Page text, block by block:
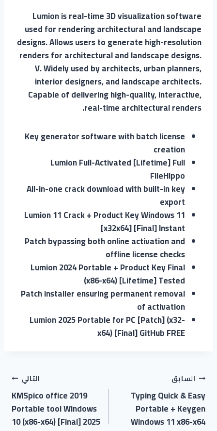
Lumion is real-time 3D visualization software
used for rendering architectural and landscape
designs. Allows users to generate high-resolution
renders for architectural and landscape designs.
V. Widely used by architects, urban planners,
interior designers, and landscape architects.
Capable of delivering high-quality, interactive,
real-time architectural renders.
Key generator software with batch license
creation
Lumion Full-Activated [Lifetime] Full
FileHippo
All-in-one crack download with built-in key
export
Lumion 11 Crack + Product Key Windows 11
[x32x64] [Final] Instant
Patch bypassing both online activation and
offline license checks
Lumion 2024 Portable + Product Key Final
(x86-x64) [Lifetime] Tested
Patch installer ensuring permanent removal
of activation
Lumion 2025 Portable for PC [Patch] (x32-
x64) [Final] GitHub FREE
السابق
Typing Quick & Easy
Portable + Keygen
Windows 11 x86-x64
التالي
KMSpico office 2019
Portable tool Windows
10 (x86-x64) [Final] 2025